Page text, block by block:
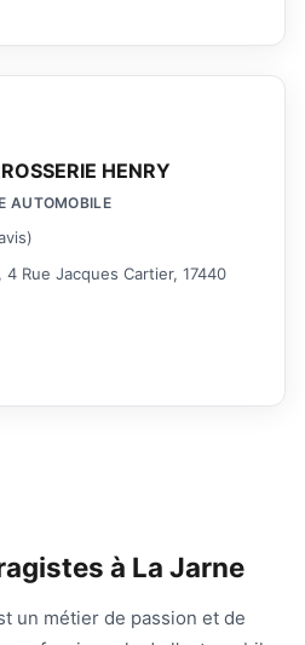
HENRY
AUTOMOBILE
Rue Jacques Cartier, 17440
à La Jarne
un métier de passion et de